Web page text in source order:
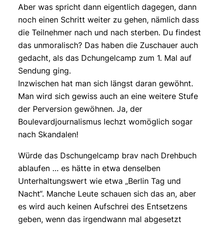
Aber was spricht dann eigentlich dagegen, dann
noch einen Schritt weiter zu gehen, nämlich dass
die Teilnehmer nach und nach sterben. Du findest
das unmoralisch? Das haben die Zuschauer auch
gedacht, als das Dchungelcamp zum 1. Mal auf
Sendung ging.
Inzwischen hat man sich längst daran gewöhnt.
Man wird sich gewiss auch an eine weitere Stufe
der Perversion gewöhnen. Ja, der
Boulevardjournalismus lechzt womöglich sogar
nach Skandalen!
Würde das Dschungelcamp brav nach Drehbuch
ablaufen … es hätte in etwa denselben
Unterhaltungswert wie etwa „Berlin Tag und
Nacht“. Manche Leute schauen sich das an, aber
es wird auch keinen Aufschrei des Entsetzens
geben, wenn das irgendwann mal abgesetzt